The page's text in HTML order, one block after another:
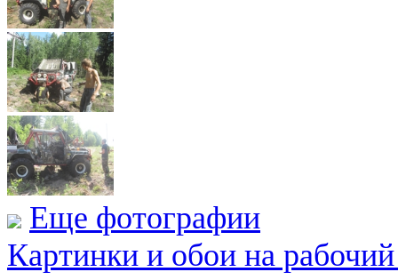
Еще фотографии
Картинки и обои на